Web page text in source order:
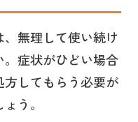
無理して使い続け
症状がひどい場合
してもらう必要が
う。